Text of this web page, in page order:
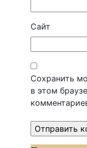
Сайт
Сохранить
в этом